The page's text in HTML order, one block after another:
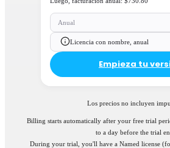
Anual
Licencia con nombre, anual
Empieza tu
Los precios no incluyen
Billing starts automatically after your free trial
to a day before the trial
During your trial, you'll have a Named license